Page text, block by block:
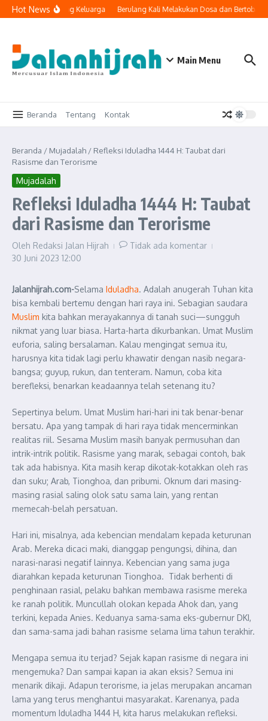
Lewati ke konten
Hot News
Masuk ke Ruang Keluarga Berulang Kali Melakukan Dosa dan Bertobat,
Main Menu
Beranda Tentang Kontak
Beranda / Mujadalah / Refleksi Iduladha 1444 H: Taubat dari
Rasisme dan Terorisme
Mujadalah
Refleksi Iduladha 1444 H: Taubat
dari Rasisme dan Terorisme
Oleh Redaksi Jalan Hijrah
Tidak ada komentar
30 Juni 2023 12:00
Jalanhijrah.com-Selama Iduladha. Adalah anugerah Tuhan kita
bisa kembali bertemu dengan hari raya ini. Sebagian saudara
Muslim kita bahkan merayakannya di tanah suci—sungguh
nikmat yang luar biasa. Harta-harta dikurbankan. Umat Muslim
euforia, saling bersalaman. Kalau mengingat semua itu,
harusnya kita tidak lagi perlu khawatir dengan nasib negara-
bangsa; guyup, rukun, dan tenteram. Namun, coba kita
berefleksi, benarkan keadaannya telah setenang itu?
Sepertinya belum. Umat Muslim hari-hari ini tak benar-benar
bersatu. Apa yang tampak di hari raya tidak mencerminkan
realitas riil. Sesama Muslim masih banyak permusuhan dan
intrik-intrik politik. Rasisme yang marak, sebagai contoh, bak
tak ada habisnya. Kita masih kerap dikotak-kotakkan oleh ras
dan suku; Arab, Tionghoa, dan pribumi. Oknum dari masing-
masing rasial saling olok satu sama lain, yang rentan
memecah-belah persatuan.
Hari ini, misalnya, ada kebencian mendalam kepada keturunan
Arab. Mereka dicaci maki, dianggap pengungsi, dihina, dan
narasi-narasi negatif lainnya. Kebencian yang sama juga
diarahkan kepada keturunan Tionghoa. Tidak berhenti di
penghinaan rasial, pelaku bahkan membawa rasisme mereka
ke ranah politik. Muncullah olokan kepada Ahok dan, yang
terkini, kepada Anies. Keduanya sama-sama eks-gubernur DKI,
dan sama-sama jadi bahan rasisme selama lima tahun terakhir.
Mengapa semua itu terjad? Sejak kapan rasisme di negara ini
mengemuka? Dan sampai kapan ia akan eksis? Semua ini
menarik dikaji. Adapun terorisme, ia jelas merupakan ancaman
lama yang terus menghantui masyarakat. Karenanya, pada
momentum Iduladha 1444 H, kita harus melakukan refleksi.